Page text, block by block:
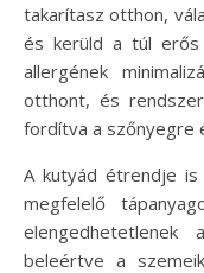
takarítasz otthon,
és kerüld a túl erős
allergének
otthont, és
fordítva a szőnyegre
A kutyád étrendje
megfelelő
elengedhetetlenek
beleértve a